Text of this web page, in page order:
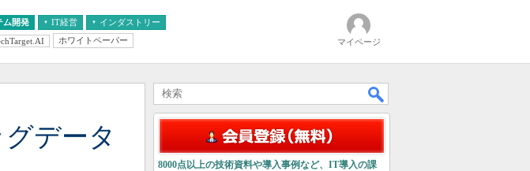
ム開発 IT経営 インダストリー
ホワイトペーパー マイページ
データ
8000点以上の技術資料や導入事例など、IT導入の課